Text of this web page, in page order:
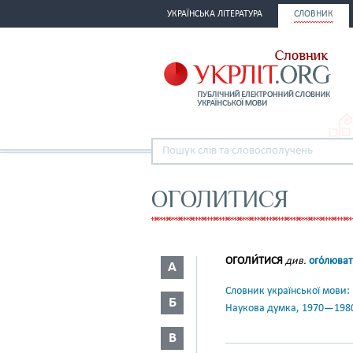
УКРАЇНСЬКА ЛІТЕРАТУРА СЛОВНИК
ОГОЛИТИСЯ
А
Б
В
ОГОЛИ́ТИСЯ див.
Словник української
Наукова думка,